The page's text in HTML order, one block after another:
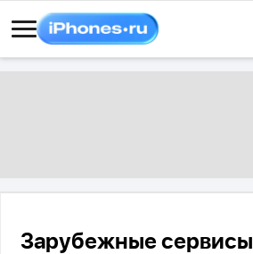
Зарубежные сервисы